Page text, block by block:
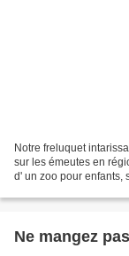
Notre freluquet
sur les émeutes en
d' un zoo pour enfants,